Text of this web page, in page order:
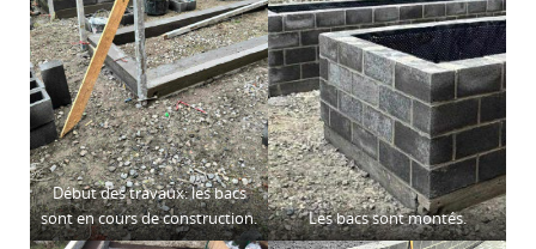
Début des travaux: les bacs
sont en cours de construction.
Les bacs sont montés.